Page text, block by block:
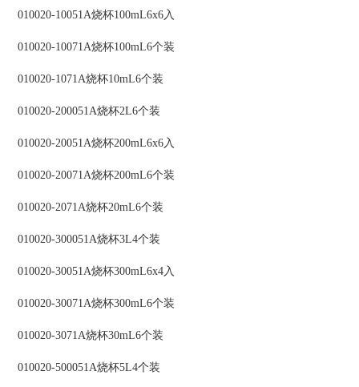
010020-10051A烧杯100mL6x6入
010020-10071A烧杯100mL6个装
010020-1071A烧杯10mL6个装
010020-200051A烧杯2L6个装
010020-20051A烧杯200mL6x6入
010020-20071A烧杯200mL6个装
010020-2071A烧杯20mL6个装
010020-300051A烧杯3L4个装
010020-30051A烧杯300mL6x4入
010020-30071A烧杯300mL6个装
010020-3071A烧杯30mL6个装
010020-500051A烧杯5L4个装